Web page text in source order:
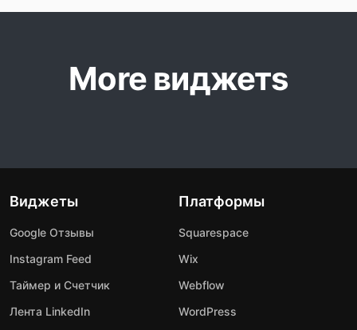
More виджетs
Виджеты
Google Отзывы
Instagram Feed
Таймер и Счетчик
Лента LinkedIn
Платформы
Squarespace
Wix
Webflow
WordPress